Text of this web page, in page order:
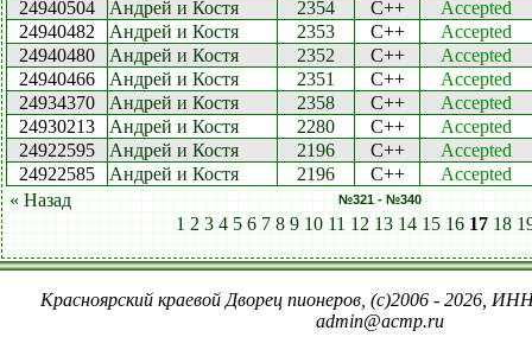
24940504
Андрей и Костя 2354 C++
Accepted
24940482
Андрей и Костя 2353 C++
Accepted
24940480
Андрей и Костя 2352 C++
Accepted
24940466
Андрей и Костя 2351 C++
Accepted
24934370
Андрей и Костя 2358 C++
Accepted
24930213
Андрей и Костя 2280 C++
Accepted
24922595
Андрей и Костя 2196 C++
Accepted
24922585
Андрей и Костя 2196 C++
Accepted
« Назад
№321 - №340
1 2 3 4 5 6 7 8 9 10 11 12 13 14 15 16 17 18
Красноярский краевой Дворец пионеров, (c)2006 - 2026,
admin@acmp.ru